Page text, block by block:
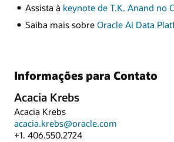
Assista à keynote de T.K. Anand no
Saiba mais sobre Oracle AI Data
Informações para Contato
Acacia Krebs
Acacia Krebs
acacia.krebs@oracle.com
+1. 406.550.2724